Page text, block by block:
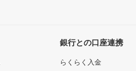
銀行との口座連携
らくらく入金